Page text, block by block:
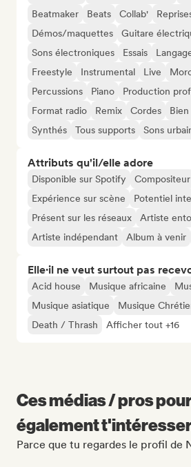
Beatmaker Beats Collab'
Démos/maquettes
Guitare
Sons électroniques
Essais
Freestyle
Instrumental Live
Percussions
Piano
Production
Format radio
Remix Cordes
Synthés
Tous supports Sons
Attributs qu'il/elle adore
Disponible sur Spotify Compositeur
Expérience sur scène
Potentiel
Présent sur les réseaux
Artiste
Artiste indépendant
Album à venir
Elle·il ne veut surtout pas
Acid house Musique africaine
Musique asiatique
Musique
Death / Thrash
Afficher tout +16
Ces médias / pros
également
Parce que tu regardes le profil de